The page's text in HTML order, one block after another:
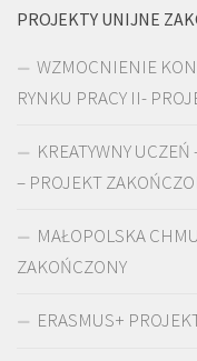
PROJEKTY UNIJNE
WZMOCNIENIE
RYNKU PRACY II-
KREATYWNY
– PROJEKT
MAŁOPOLSKA
ZAKOŃCZONY
ERASMUS+